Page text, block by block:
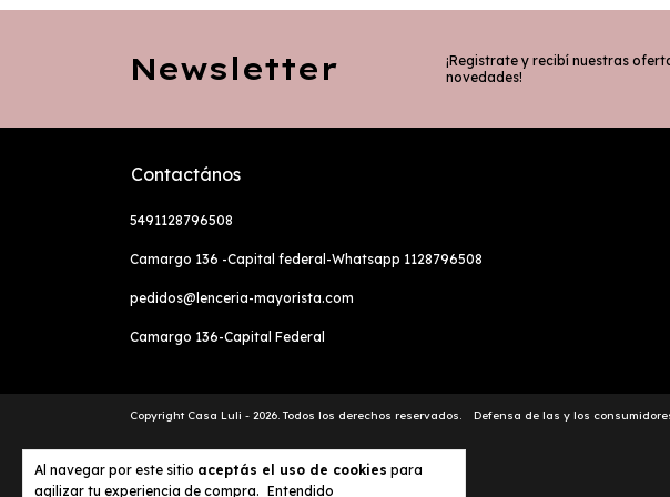
Al navegar por este sitio aceptás el uso de cookies para
agilizar tu experiencia de compra. Entendido
Newsletter
¡Registrate y recibí nuestras
novedades!
Contactános
5491128796508
Camargo 136 -Capital federal-Whatsapp 1128796508
pedidos@lenceria-mayorista.com
Camargo 136-Capital Federal
Copyright Casa Luli - 2026. Todos los derechos reservados. Defensa de las y los